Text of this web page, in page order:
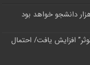
افزایش یافت/ احتمال